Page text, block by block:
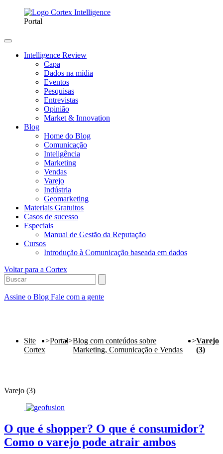
Portal
Intelligence Review
Capa
Dados na mídia
Eventos
Pesquisas
Entrevistas
Opinião
Market & Innovation
Blog
Home do Blog
Comunicação
Inteligência
Marketing
Vendas
Varejo
Indústria
Geomarketing
Materiais Gratuitos
Casos de sucesso
Especiais
Manual de Gestão da Reputação
Cursos
Introdução à Comunicação baseada em dados
Voltar para a Cortex
Assine o Blog Fale com a gente
Site
Cortex
>Portal>Blog com conteúdos sobre
Marketing, Comunicação e Vendas
>Varejo
(3)
Varejo (3)
O que é shopper? O que é consumidor?
Como o varejo pode atrair ambos